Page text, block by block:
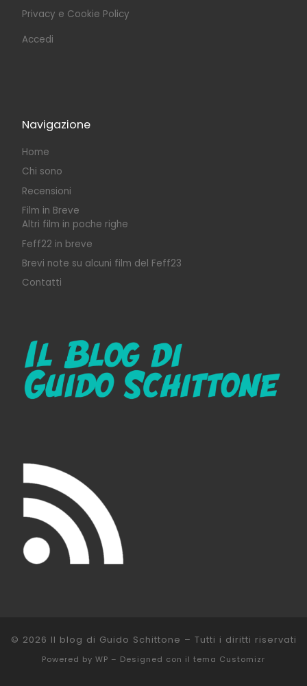
Privacy e Cookie Policy
Accedi
Navigazione
Home
Chi sono
Recensioni
Film in Breve
Altri film in poche righe
Feff22 in breve
Brevi note su alcuni film del Feff23
Contatti
© 2026 Il blog di Guido Schittone – Tutti i diritti riservati
Powered by WP – Designed con il tema Customizr